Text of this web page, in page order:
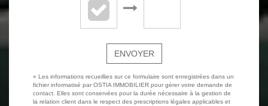
ENVOYER
« Les informations recueillies sur ce formulaire sont enregistrées dans un
fichier informatisé par OSTIA IMMOBILIER pour gérer votre demande de
contact. Elles sont conservées pour la durée nécessaire à la gestion de
la relation client dans le respect des prescriptions légales applicables et